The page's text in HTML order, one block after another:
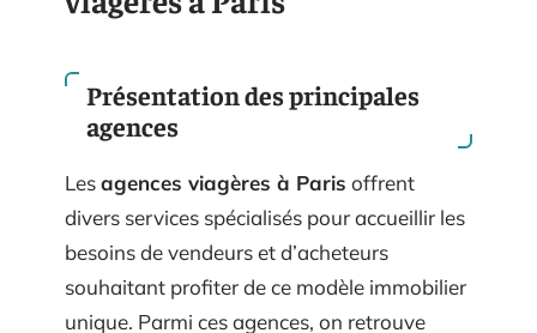
Présentation des principales
agences
Lesagences viagères à Paris offrent
divers services spécialisés pour accueillir les
besoins de vendeurs et d’acheteurs
souhaitant profiter de ce modèle immobilier
unique. Parmi ces agences, on retrouve